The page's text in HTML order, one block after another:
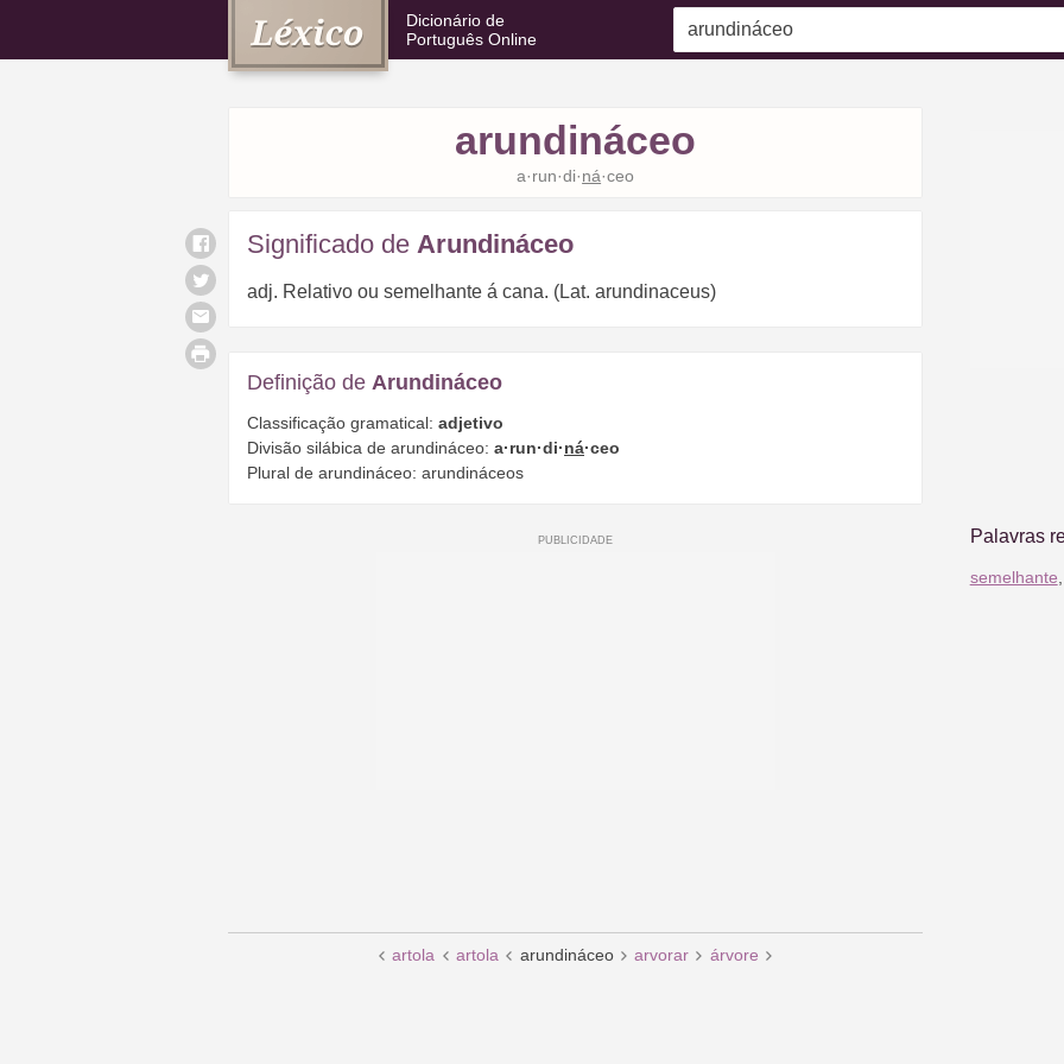
Dicionário de
Português Online
arundináceo
a·run·di·ná·ceo
Significado de Arundináceo
adj. Relativo ou semelhante á cana. (Lat. arundinaceus)
Definição de Arundináceo
Classificação gramatical: adjetivo
Divisão silábica de arundináceo: a·run·di·ná·ceo
Plural de arundináceo: arundináceos
artola artola arundináceo arvorar árvore
Palavras
semelhante